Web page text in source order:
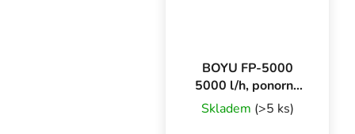
BOYU FP-5000
5000 l/h, ponorné
čerpadlo
Skladem (>5 ks)